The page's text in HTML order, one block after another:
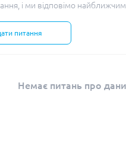
і ми відповімо
питання
Немає питань про